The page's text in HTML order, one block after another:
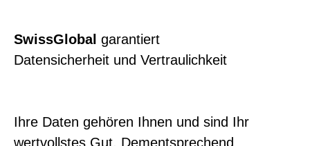
SwissGlobal garantiert
Datensicherheit und Vertraulichkeit
Ihre Daten gehören Ihnen und sind Ihr
wertvollstes Gut. Dementsprechend